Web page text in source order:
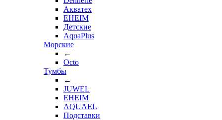
Акватех
EHEIM
Детские
AquaPlus
Морские
←
Octo
Тумбы
←
JUWEL
EHEIM
AQUAEL
Подставки